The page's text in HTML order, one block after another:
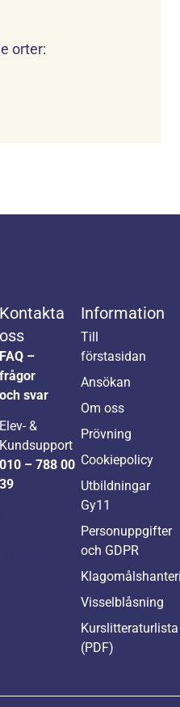
orter:
Kontakta
oss
FAQ –
frågor
och svar
Elev- &
Kundsupport
010 – 788 00
39
Information
Till
förstasidan
Ansökan
Om oss
Prövning
Cookiepolicy
Utbildningar
Gy11
Personuppgifter
och GDPR
Visselblåsning
Kurslitteraturlista
(PDF)